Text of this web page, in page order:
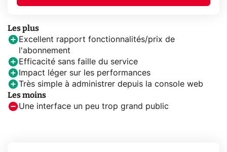
Les plus
Excellent rapport fonctionnalités/prix de
l'abonnement
Efficacité sans faille du service
Impact léger sur les performances
Très simple à administrer depuis la console web
Les moins
Une interface un peu trop grand public